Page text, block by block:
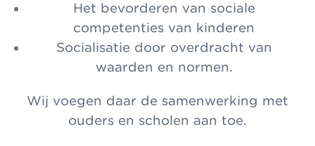
Het bevorderen van sociale
competenties van kinderen
Socialisatie door overdracht van
waarden en normen.
Wij voegen daar de samenwerking met
ouders en scholen aan toe.